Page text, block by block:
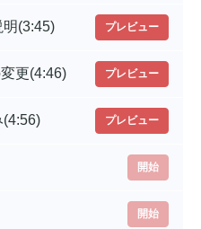
(3:45) プレビュー
更(4:46) プレビュー
(4:56) プレビュー
開始
開始